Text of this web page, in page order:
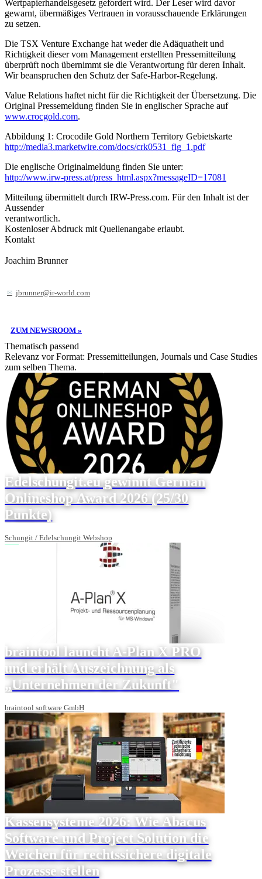
Wertpapierhandelsgesetz gefordert wird. Der Leser wird davor
gewarnt, übermäßiges Vertrauen in vorausschauende Erklärungen
zu setzen.
Die TSX Venture Exchange hat weder die Adäquatheit und
Richtigkeit dieser vom Management erstellten Pressemitteilung
überprüft noch übernimmt sie die Verantwortung für deren Inhalt.
Wir beanspruchen den Schutz der Safe-Harbor-Regelung.
Value Relations haftet nicht für die Richtigkeit der Übersetzung. Die
Original Pressemeldung finden Sie in englischer Sprache auf
www.crocgold.com.
Abbildung 1: Crocodile Gold Northern Territory Gebietskarte
http://media3.marketwire.com/docs/crk0531_fig_1.pdf
Die englische Originalmeldung finden Sie unter:
http://www.irw-press.at/press_html.aspx?messageID=17081
Mitteilung übermittelt durch IRW-Press.com. Für den Inhalt ist der
Aussender
verantwortlich.
Kostenloser Abdruck mit Quellenangabe erlaubt.
Kontakt
Joachim Brunner
jbrunner@ir-world.com
ZUM NEWSROOM »
Thematisch passend
Relevanz vor Format: Pressemitteilungen, Journals und Case Studies
zum selben Thema.
Edelschungit.eu gewinnt German
Onlineshop Award 2026 (25/30
Punkte)
Schungit / Edelschungit Webshop
braintool launcht A-Plan X PRO
und erhält Auszeichnung als
„Unternehmen der Zukunft"
braintool software GmbH
Kassensysteme 2026: Wie Abacus
Software und Project Solution die
Weichen für rechtssichere digitale
Prozesse stellen